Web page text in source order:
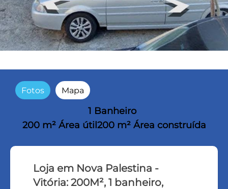
Fotos Mapa
1 Banheiro
200 m² Área útil 200 m² Área construída
Loja em Nova Palestina -
Vitória: 200M², 1 banheiro,